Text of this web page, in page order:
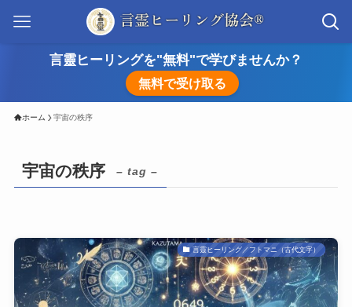
言靈ヒーリングを"無料"で学びませんか？
無料で受け取る
ホーム 宇宙の秩序
宇宙の秩序 – tag –
言靈ヒーリング／フトマニ（古代文字）